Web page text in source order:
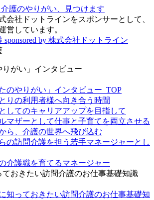
介護のやりがい、見つけます
会社ドットラインをスポンサーとして、
営しています。
sponsored by 株式会社ドットライン
りがい」インタビュー
たのやりがい」インタビュー_TOP
りの利用者様へ向き合う時間
してのキャリアアップを目指して
マザーとして仕事と子育てを両立させる
ら、介護の世界へ飛び込む
の訪問介護を担う若手マネージャーとし
介護職を育てるマネージャー
ておきたい訪問介護のお仕事基礎知識
知っておきたい訪問介護のお仕事基礎知